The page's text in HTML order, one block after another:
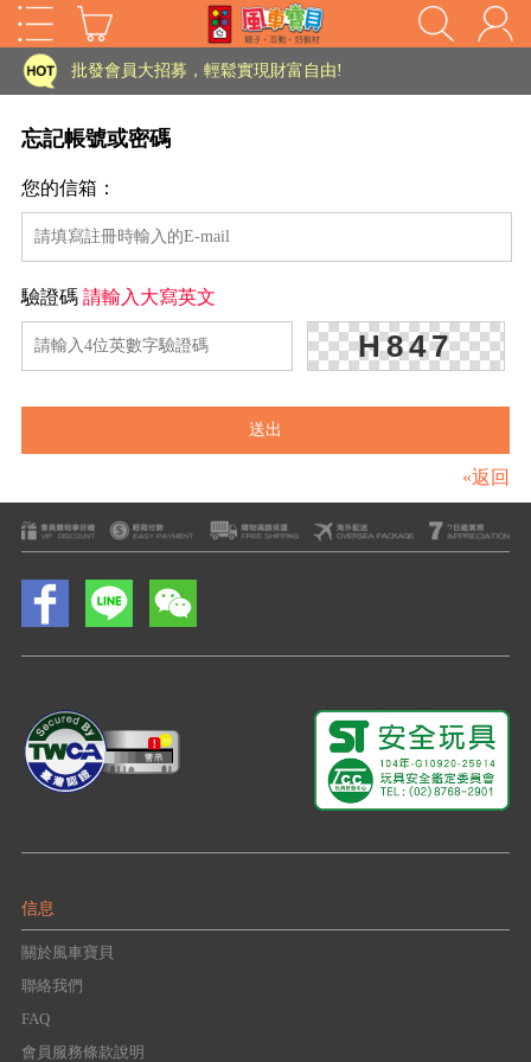
家長樂了!「風車書版集團暨FOOD超人企業總部」目前正興建中!
批發會員大招募，輕鬆實現財富自由!
海外購物免煩惱！點我查看『海外購物流程說明』
家長樂了!「風車書版集團暨FOOD超人企業總部」目前正興建中!
批發會員大招募，輕鬆實現財富自由!
如需更改或重開發票 需在訂單成立三天內通知客服 寄回發票需附上回郵郵票
老師您好!!幼教會員火熱招募中~
海外購物免煩惱！點我查看『海外購物流程說明』
忘記帳號或密碼
您的信箱：
驗證碼請輸入大寫英文
H847
«返回
信息
關於風車寶貝
聯絡我們
FAQ
會員服務條款說明